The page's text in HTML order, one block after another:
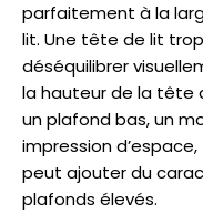
parfaitement à la
lit. Une tête de lit
déséquilibrer
la hauteur de la tête
un plafond bas, un
impression
peut ajouter du
plafonds élevés.